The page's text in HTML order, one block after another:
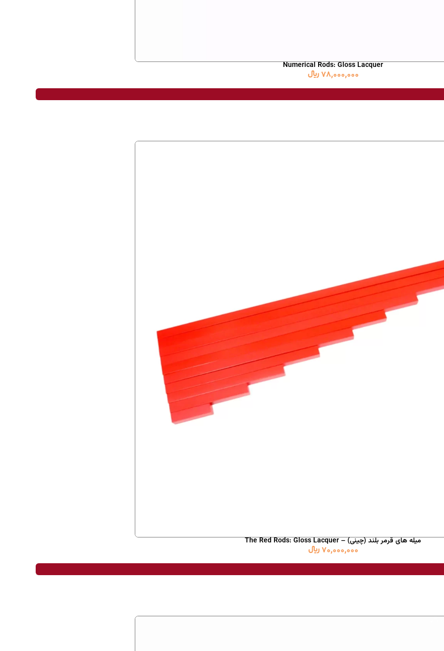
Numerical Rods: Gloss Lacquer
78,000,000 ﷼
میله های قرمر بلند (چینی) – The Red Rods: Gloss Lacquer
70,000,000 ﷼